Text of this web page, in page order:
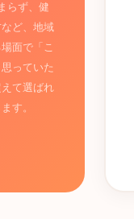
らず、健
ど、地域
面で「こ
っていた
て選ばれ
す。